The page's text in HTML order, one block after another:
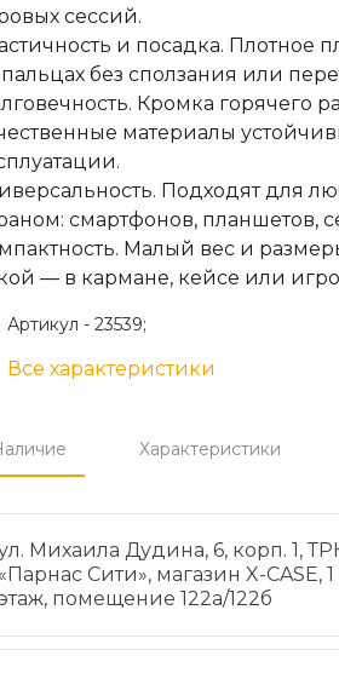
сессий.
и посадка. Плотное
без сползания или
Кромка горячего
материалы
Подходят для
смартфонов, планшетов,
Малый вес и
— в кармане, кейсе или
Артикул - 23539;
Все характеристики
Характеристики
Михаила Дудина, 6, корп. 1,
«Парнас Сити», магазин X-CASE, 1
помещение 122а/122б